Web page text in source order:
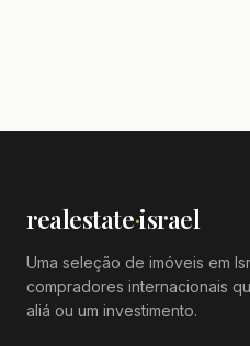
realestate·israel
Uma seleção de imóveis em
compradores internacionais
aliá ou um investimento.